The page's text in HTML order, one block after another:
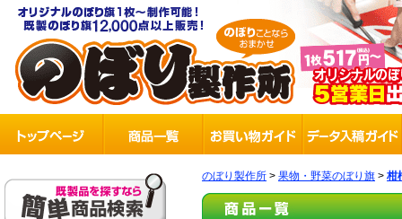
のぼり製作所 > 果物・野菜のぼり旗 > 柑